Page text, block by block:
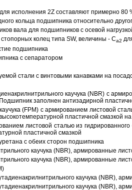
исполнения 2Z составляют примерно 80
кольца подшипника относительно
вала для подшипников с осевой
колец типа SW, величины - Ca2
подшипника
с сепаратором
стали с винтовыми канавками на
каучука (NBR) с
заполнен антизадирной
(FPM) с армированием листовой
пластичной смазкой
листовой сталью из
пластичной смазкой
с обеих сторон подшипника
каучука (NBR), армированные
каучука (NBR), армированные
каучука (NBR),
каучука (NBR),